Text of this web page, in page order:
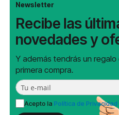
Newsletter
Recibe las
novedades y
Y además tendrás un
primera compra.
Acepto la Política de